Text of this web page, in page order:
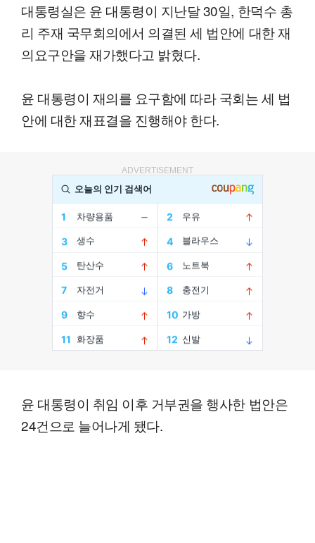
대통령실은 윤 대통령이 지난달 30일, 한덕수 총
리 주재 국무회의에서 의결된 세 법안에 대한 재
의요구안을 재가했다고 밝혔다.
윤 대통령이 재의를 요구함에 따라 국회는 세 법
안에 대한 재표결을 진행해야 한다.
ADVERTISEMENT
윤 대통령이 취임 이후 거부권을 행사한 법안은
24건으로 늘어나게 됐다.